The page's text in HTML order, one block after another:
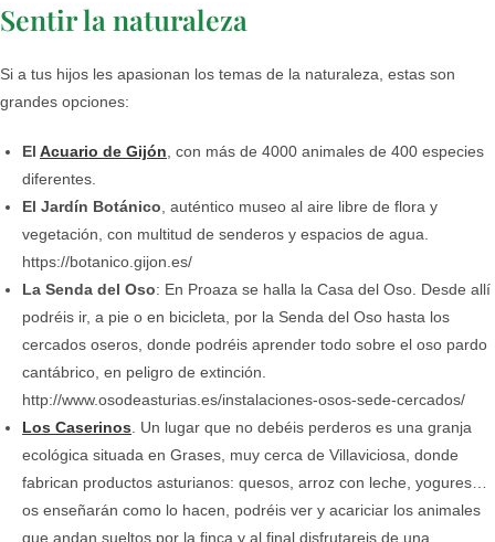
Sentir la naturaleza
Si a tus hijos les apasionan los temas de la naturaleza, estas son
grandes opciones:
El Acuario de Gijón , con más de 4000 animales de 400 especies
diferentes.
El Jardín Botánico , auténtico museo al aire libre de flora y
vegetación, con multitud de senderos y espacios de agua.
https://botanico.gijon.es/
La Senda del Oso: En Proaza se halla la Casa del Oso. Desde allí
podréis ir, a pie o en bicicleta, por la Senda del Oso hasta los
cercados oseros, donde podréis aprender todo sobre el oso pardo
cantábrico, en peligro de extinción.
http://www.osodeasturias.es/instalaciones-osos-sede-cercados/
Los Caserinos . Un lugar que no debéis perderos es una granja
ecológica situada en Grases, muy cerca de Villaviciosa, donde
fabrican productos asturianos: quesos, arroz con leche, yogures…
os enseñarán como lo hacen, podréis ver y acariciar los animales
que andan sueltos por la finca y al final disfrutareis de una